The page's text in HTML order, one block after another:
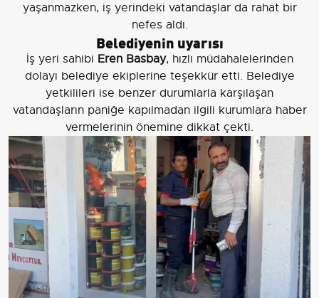
yaşanmazken, iş yerindeki vatandaşlar da rahat bir
nefes aldı.
Belediyenin uyarısı
İş yeri sahibi Eren Basbay, hızlı müdahalelerinden
dolayı belediye ekiplerine teşekkür etti. Belediye
yetkilileri ise benzer durumlarla karşılaşan
vatandaşların paniğe kapılmadan ilgili kurumlara haber
vermelerinin önemine dikkat çekti.